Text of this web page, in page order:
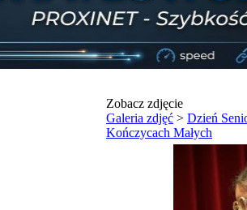
Zobacz zdjęcie
Galeria zdjęć > Dzień
Kończycach Małych